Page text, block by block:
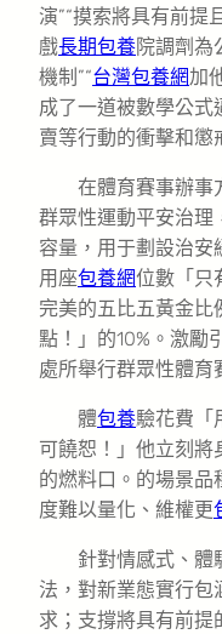
演”“摸索將具有前提
戲長期包養院調劑為
機制”“台灣包養網加
成了一道被數學公式
賣等行動的衝擊和懲
在體育賽事辦事
群眾性運動平安治理
容量，用于劃設治
用座包養網位數「只
完美的五比五黃金比
點！」的10%。激勵
處所舉行群眾性體育
體包養驗花費「
可饒恕！」他立刻
的燃料口。的場景品
度難以量化、維權更
針對情感式、體
法，對新業態實行
求；支撐將具有前